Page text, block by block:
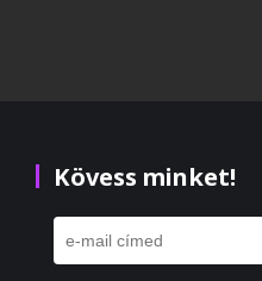
Kövess minket!